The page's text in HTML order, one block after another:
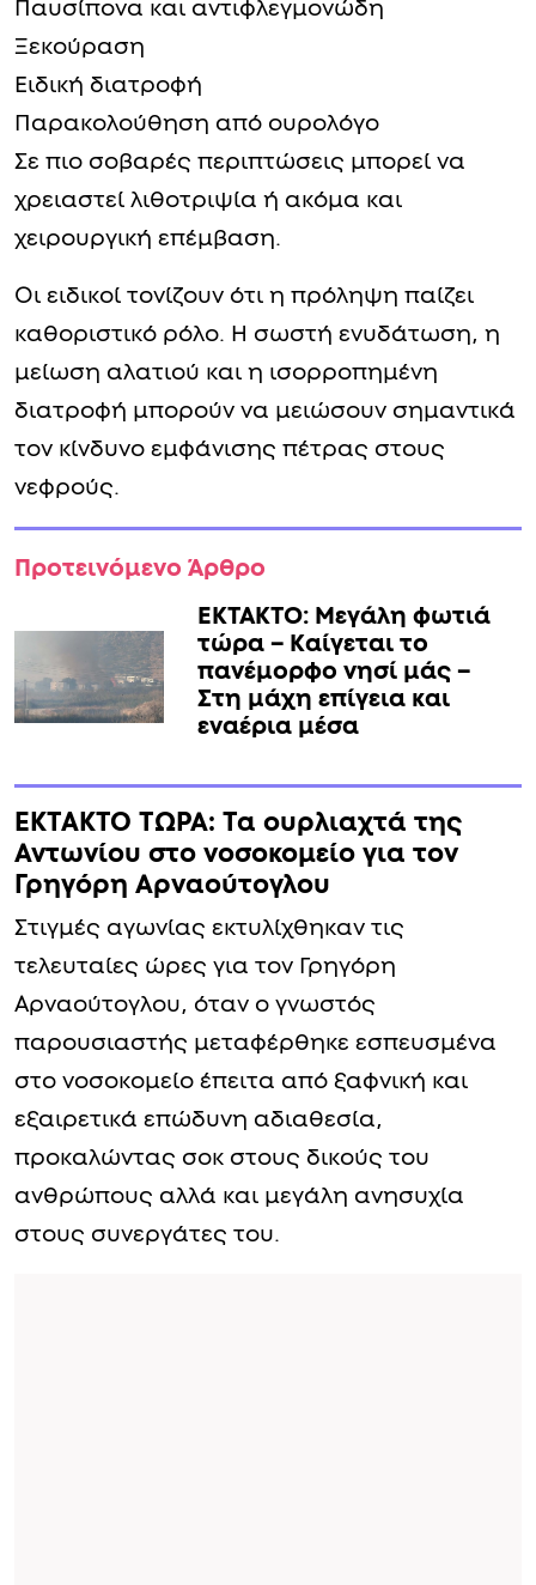
Παυσίπονα και αντιφλεγμονώδη
Ξεκούραση
Ειδική διατροφή
Παρακολούθηση από ουρολόγο
Σε πιο σοβαρές περιπτώσεις μπορεί να
χρειαστεί λιθοτριψία ή ακόμα και
χειρουργική επέμβαση.
Οι ειδικοί τονίζουν ότι η πρόληψη παίζει
καθοριστικό ρόλο. Η σωστή ενυδάτωση, η
μείωση αλατιού και η ισορροπημένη
διατροφή μπορούν να μειώσουν σημαντικά
τον κίνδυνο εμφάνισης πέτρας στους
νεφρούς.
Προτεινόμενο Άρθρο
ΕΚΤΑΚΤΟ: Μεγάλη φωτιά
τώρα – Καίγεται το
πανέμορφο νησί μάς –
Στη μάχη επίγεια και
εναέρια μέσα
EKTAKTO TΩΡΑ: Τα ουρλιαχτά της
Αντωνίου στο νοσοκομείο για τον
Γρηγόρη Αρναούτογλου
Στιγμές αγωνίας εκτυλίχθηκαν τις
τελευταίες ώρες για τον Γρηγόρη
Αρναούτογλου, όταν ο γνωστός
παρουσιαστής μεταφέρθηκε εσπευσμένα
στο νοσοκομείο έπειτα από ξαφνική και
εξαιρετικά επώδυνη αδιαθεσία,
προκαλώντας σοκ στους δικούς του
ανθρώπους αλλά και μεγάλη ανησυχία
στους συνεργάτες του.